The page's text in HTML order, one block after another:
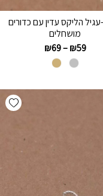
הליקס עדין עם כדורים
מושחלים
₪59
–
₪69